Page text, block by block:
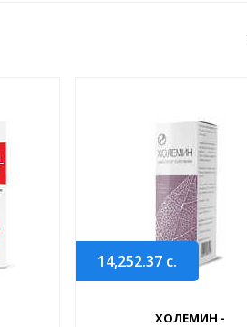
14,252.37 с.
ХОЛЕМИН -